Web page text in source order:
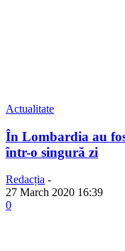
Actualitate
În Lombardia au
într-o singură zi
Redacția -
27 March 2020 16:39
0